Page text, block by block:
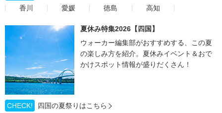
香川
愛媛 徳島 高知
夏休み特集2026【四国】
ウォーカー編集部がおすすめする、この夏
の楽しみ方を紹介。夏休みイベント＆おで
かけスポット情報が盛りだくさん！
CHECK!
四国の夏祭りはこちら